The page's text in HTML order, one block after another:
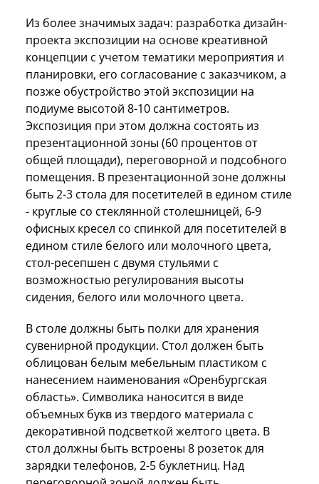
Из более значимых задач: разработка дизайн-
проекта экспозиции на основе креативной
концепции с учетом тематики мероприятия и
планировки, его согласование с заказчиком, а
позже обустройство этой экспозиции на
подиуме высотой 8-10 сантиметров.
Экспозиция при этом должна состоять из
презентационной зоны (60 процентов от
общей площади), переговорной и подсобного
помещения. В презентационной зоне должны
быть 2-3 стола для посетителей в едином стиле
- круглые со стеклянной столешницей, 6-9
офисных кресел со спинкой для посетителей в
едином стиле белого или молочного цвета,
стол-ресепшен с двумя стульями с
возможностью регулирования высоты
сидения, белого или молочного цвета.
В столе должны быть полки для хранения
сувенирной продукции. Стол должен быть
облицован белым мебельным пластиком с
нанесением наименования «Оренбургская
область». Символика наносится в виде
объемных букв из твердого материала с
декоративной подсветкой желтого цвета. В
стол должны быть встроены 8 розеток для
зарядки телефонов, 2-5 буклетниц. Над